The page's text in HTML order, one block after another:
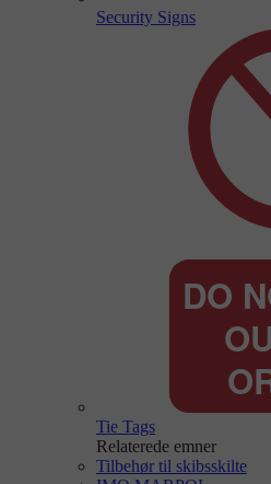
Security Signs
Tie Tags
Relaterede emner
Tilbehør til skibsskilte